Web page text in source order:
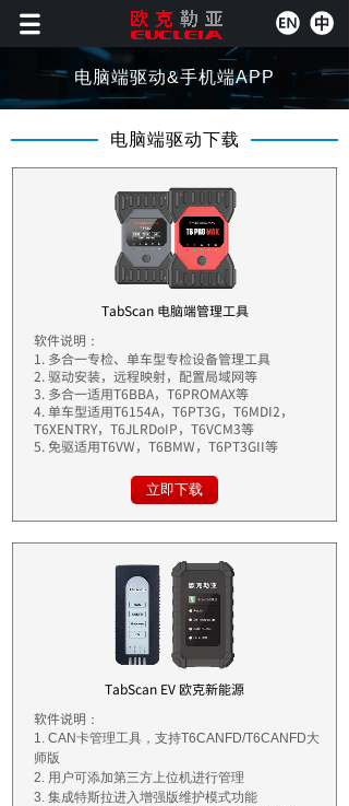
电脑端驱动&手机端APP
电脑端驱动下载
TabScan 电脑端管理工具
软件说明：
1. 多合一专检、单车型专检设备管理工具
2. 驱动安装， 远程映射，配置局域网等
3. 多合一适用T6BBA，T6PROMAX等
4. 单车型适用T6154A，T6PT3G，T6MDI2，
T6XENTRY，T6JLRDoIP，T6VCM3等
5. 免驱适用T6VW，T6BMW，T6PT3GII等
立即下载
TabScan EV 欧克新能源
软件说明：
1. CAN卡管理工具，支持T6CANFD/T6CANFD大
师版
2. 用户可添加第三方上位机进行管理
3. 集成特斯拉进入增强版维护模式功能